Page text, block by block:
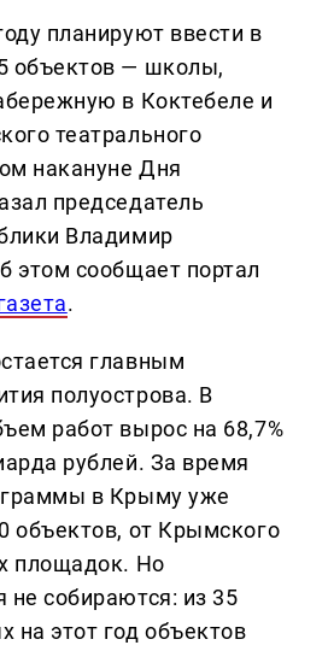
планируют ввести в
объектов — школы,
в Коктебеле и
театрального
накануне Дня
председатель
Владимир
этом сообщает портал
.
главным
полуострова. В
работ вырос на 68,7%
рублей. За время
в Крыму уже
объектов, от Крымского
площадок. Но
не собираются: из 35
на этот год объектов